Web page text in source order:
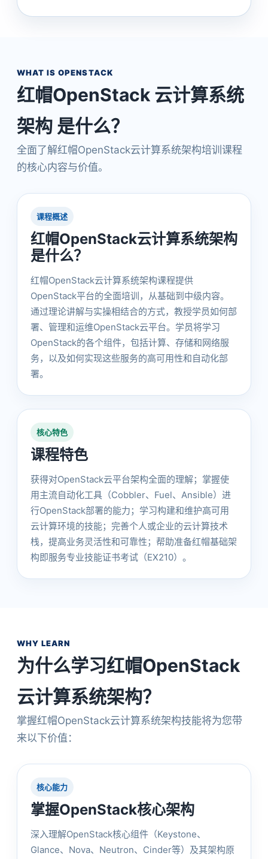
WHAT IS OPENSTACK
红帽OpenStack 云计算系统
架构 是什么？
全面了解红帽OpenStack云计算系统架构培训课程
的核心内容与价值。
课程概述
红帽OpenStack云计算系统架构
是什么？
红帽OpenStack云计算系统架构课程提供
OpenStack平台的全面培训，从基础到中级内容。
通过理论讲解与实操相结合的方式，教授学员如何部
署、管理和运维OpenStack云平台。学员将学习
OpenStack的各个组件，包括计算、存储和网络服
务，以及如何实现这些服务的高可用性和自动化部
署。
核心特色
课程特色
获得对OpenStack云平台架构全面的理解；掌握使
用主流自动化工具（Cobbler、Fuel、Ansible）进
行OpenStack部署的能力；学习构建和维护高可用
云计算环境的技能；完善个人或企业的云计算技术
栈，提高业务灵活性和可靠性；帮助准备红帽基础架
构即服务专业技能证书考试（EX210）。
WHY LEARN
为什么学习红帽OpenStack
云计算系统架构？
掌握红帽OpenStack云计算系统架构技能将为您带
来以下价值：
核心能力
掌握OpenStack核心架构
深入理解OpenStack核心组件（Keystone、
Glance、Nova、Neutron、Cinder等）及其架构原